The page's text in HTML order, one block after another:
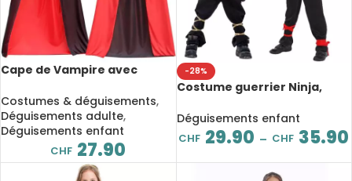
Cape de Vampire avec
réversible, pour enfants et
adultes
Costumes & déguisements,
Déguisements adulte,
Déguisements enfant
CHF 27.90
-28%
Costume guerrier Ninja,
Déguisements enfant
CHF 29.90 – CHF 35.90